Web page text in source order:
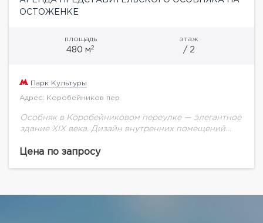
ОСТОЖЕНКЕ
площадь
480 м2
этаж
/ 2
Парк Культуры
Адрес: Коробейников пер
Особняк в Коробейниковом переулке — элегантное
здание XIX века. Дизайн внутренних помещений
ампир, скульптуры, резные перила лестниц,
Цена по запросу